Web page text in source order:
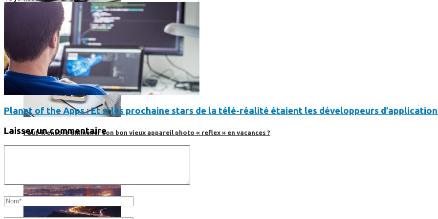
Faut-il encore emmener son bon vieux appareil photo « reflex » en vacances ?
Planet of the Apps : Et si les prochaine stars de la télé-réalité étaient les développeurs
Laisser un commentaire